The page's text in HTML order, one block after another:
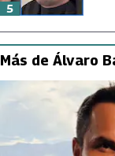
5
Más de Álvaro